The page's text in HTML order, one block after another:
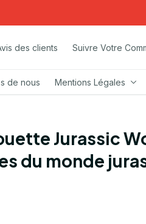
des clients Suivre Votre
de nous Mentions Légales
Jurassic
du monde